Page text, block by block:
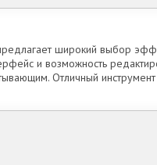
широкий выбор
и возможность
Отличный